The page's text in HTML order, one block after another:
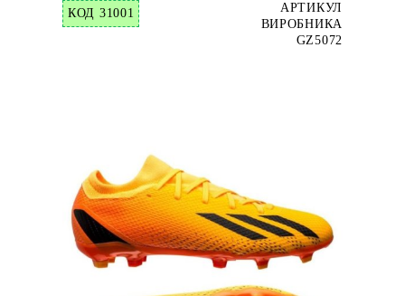
КОД 31001
АРТИКУЛ
ВИРОБНИКА
GZ5072